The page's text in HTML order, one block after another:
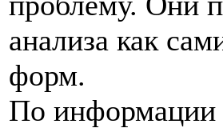
анализа как
форм.
По